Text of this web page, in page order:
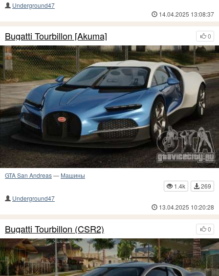
Underground47
14.04.2025 13:08:37
0
Bugatti Tourbillon [Akuma]
GTA San Andreas— Машины
1.4k
269
Underground47
13.04.2025 10:20:28
0
Bugatti Tourbillon (CSR2)